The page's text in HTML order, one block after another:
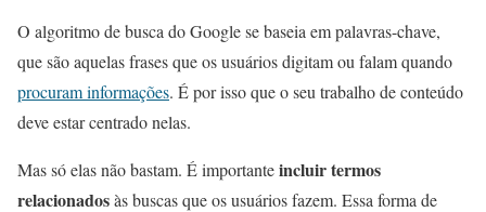
O algoritmo de busca do Google se baseia em palavras-chave,
que são aquelas frases que os usuários digitam ou falam quando
procuram informações. É por isso que o seu trabalho de conteúdo
deve estar centrado nelas.
Mas só elas não bastam. É importanteincluir termos
relacionadosàs buscas que os usuários fazem. Essa forma de